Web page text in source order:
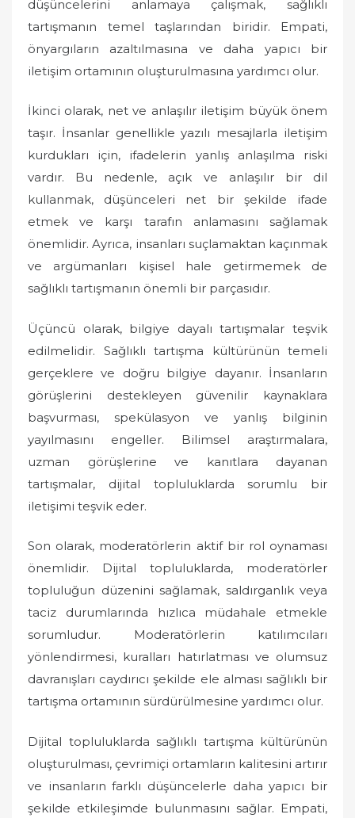
düşüncelerini anlamaya çalışmak, sağlıklı
tartışmanın temel taşlarından biridir. Empati,
önyargıların azaltılmasına ve daha yapıcı bir
iletişim ortamının oluşturulmasına yardımcı olur.
İkinci olarak, net ve anlaşılır iletişim büyük önem
taşır. İnsanlar genellikle yazılı mesajlarla iletişim
kurdukları için, ifadelerin yanlış anlaşılma riski
vardır. Bu nedenle, açık ve anlaşılır bir dil
kullanmak, düşünceleri net bir şekilde ifade
etmek ve karşı tarafın anlamasını sağlamak
önemlidir. Ayrıca, insanları suçlamaktan kaçınmak
ve argümanları kişisel hale getirmemek de
sağlıklı tartışmanın önemli bir parçasıdır.
Üçüncü olarak, bilgiye dayalı tartışmalar teşvik
edilmelidir. Sağlıklı tartışma kültürünün temeli
gerçeklere ve doğru bilgiye dayanır. İnsanların
görüşlerini destekleyen güvenilir kaynaklara
başvurması, spekülasyon ve yanlış bilginin
yayılmasını engeller. Bilimsel araştırmalara,
uzman görüşlerine ve kanıtlara dayanan
tartışmalar, dijital topluluklarda sorumlu bir
iletişimi teşvik eder.
Son olarak, moderatörlerin aktif bir rol oynaması
önemlidir. Dijital topluluklarda, moderatörler
topluluğun düzenini sağlamak, saldırganlık veya
taciz durumlarında hızlıca müdahale etmekle
sorumludur. Moderatörlerin katılımcıları
yönlendirmesi, kuralları hatırlatması ve olumsuz
davranışları caydırıcı şekilde ele alması sağlıklı bir
tartışma ortamının sürdürülmesine yardımcı olur.
Dijital topluluklarda sağlıklı tartışma kültürünün
oluşturulması, çevrimiçi ortamların kalitesini artırır
ve insanların farklı düşüncelerle daha yapıcı bir
şekilde etkileşimde bulunmasını sağlar. Empati,